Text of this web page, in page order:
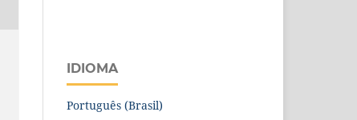
IDIOMA
Português (Brasil)